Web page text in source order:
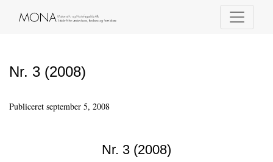
Nr. 3 (2008)
Publiceret september 5, 2008
Nr. 3 (2008)